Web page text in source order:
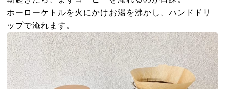
ホーローケトルを火にかけお湯を沸かし、ハンドドリ
ップで淹れます。